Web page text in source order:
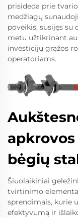
prisideda prie
medžiagų
poveikis, susijęs
metu užtikrinant
investicijų grąžos
operatoriams.
bėgių
Šiuolaikiniai
tvirtinimo
sprendimais, kurie
efektyvumą ir